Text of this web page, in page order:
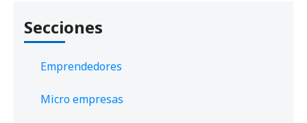
Secciones
Emprendedores
Micro empresas